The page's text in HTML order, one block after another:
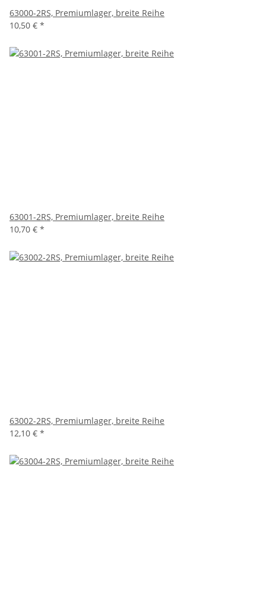
63000-2RS, Premiumlager, breite Reihe
10,50 € *
63001-2RS, Premiumlager, breite Reihe
10,70 € *
63002-2RS, Premiumlager, breite Reihe
12,10 € *